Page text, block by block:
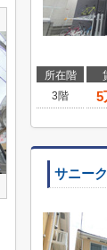
所在階
3階
5
サニー